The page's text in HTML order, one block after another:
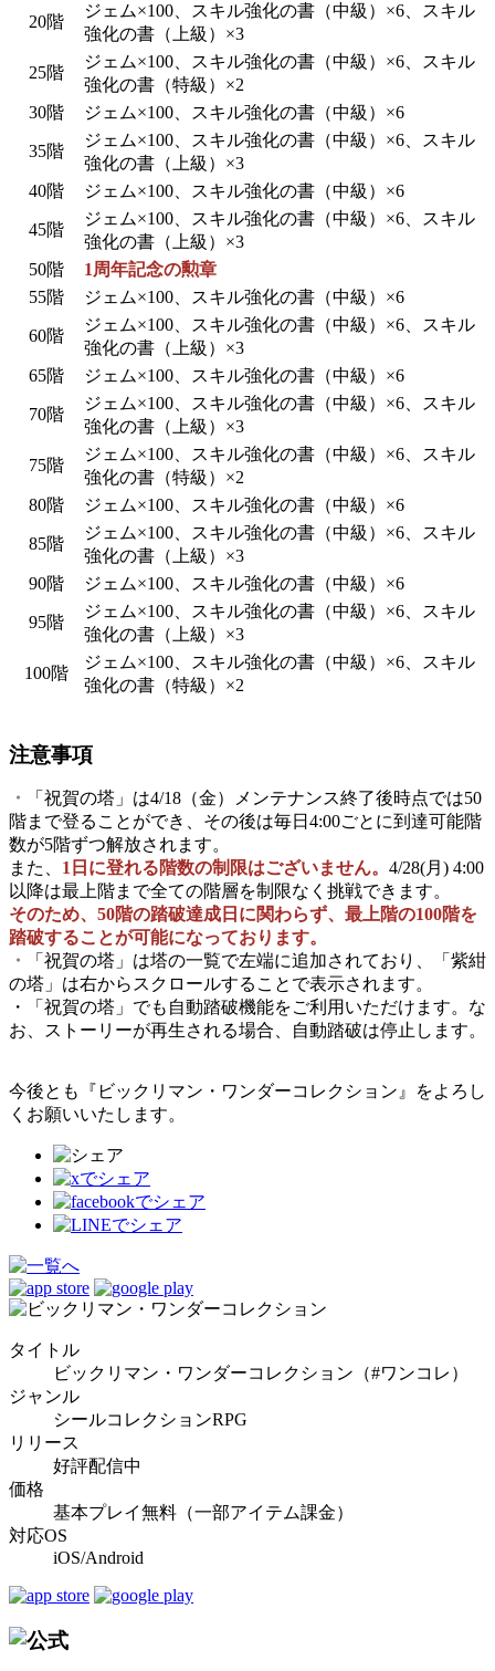
20階
ジェム×100、 スキル強化の書（中級）×6、
スキル
強化の書（上級）×3
25階
ジェム×100、 スキル強化の書（中級） ×6、スキル
強化の書（特級）×2
30階
ジェム×100、スキル強化の書（中級）×6
35階
ジェム×100、
スキル強化の書（中級）×6、スキル
強化の書（上級）×3
40階
ジェム×100、スキル強化の書（中級）×6
45階
ジェム×100、
スキル強化の書（中級）×6、スキル
強化の書（上級）×3
50階
1周年記念の勲章
55階
ジェム×100、 スキル強化の書（中級）×6
60階
ジェム×100、スキル強化の書（中級）×6、スキル
強化の書（上級）×3
65階
ジェム×100、 スキル強化の書（中級） ×6
70階
ジェム×100、スキル強化の書（中級）×6 、スキル
強化の書（上級）×3
75階
ジェム×100、 スキル強化の書（中級）×6 、スキル
強化の書（特級）×2
80階
ジェム×100、スキル強化の書（中級）×6
85階
ジェム×100、
スキル強化の書（中級）×6、スキル
強化の書（上級）×3
90階
ジェム×100、スキル強化の書（中級）×6
95階
ジェム×100、
スキル強化の書（中級）×6、スキル
強化の書（上級）×3
100階
ジェム×100、 スキル強化の書（中級） ×6、スキル
強化の書（特級）×2
注意事項
・
「祝賀の塔」は4/18（金）メンテナンス終了後時点では50
階まで登ることができ、その後は毎日4:00ごとに到達可能階
数が5階ずつ解放されます。
また、 1日に登れる階数の制限はございません。 4/28(月) 4:00
以降は最上階まで全ての階層を制限なく挑戦できます。
そのため、50階の踏破達成日に関わらず、最上階の100階を
踏破することが可能になっております。
・
「祝賀の塔」は塔の一覧で左端に追加されており、「紫紺
の塔」は右からスクロールすることで表示されます。
・
「祝賀の塔」でも自動踏破機能をご利用いただけます。な
お、ストーリーが再生される場合、自動踏破は停止します。
今後とも『ビックリマン・ワンダーコレクション』をよろし
くお願いいたします。
タイトル
ビックリマン・ワンダーコレクション（#ワンコレ）
ジャンル
シールコレクションRPG
リリース
好評配信中
価格
基本プレイ無料（一部アイテム課金）
対応OS
iOS/Android